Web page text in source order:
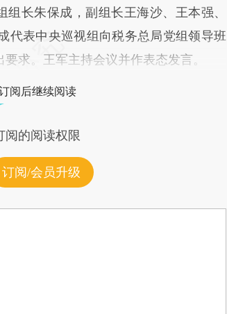
组长朱保成，副组长王海沙、王本强、
代表中央巡视组向税务总局党组领导班
求。王军主持会议并作表态发言。
阅后继续阅读
的阅读权限
订阅/会员升级